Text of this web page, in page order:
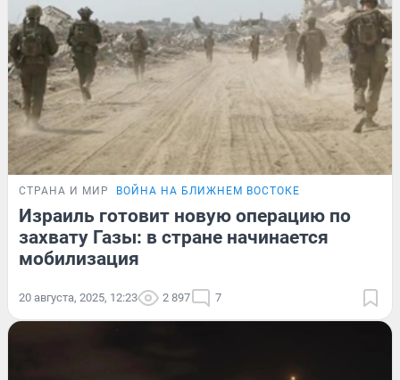
СТРАНА И МИР ВОЙНА НА БЛИЖНЕМ ВОСТОКЕ
Израиль готовит новую операцию по
захвату Газы: в стране начинается
мобилизация
20 августа, 2025, 12:23 2 897 7